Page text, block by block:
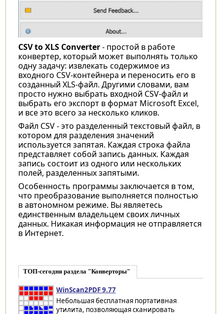
CSV to XLS Converter- простой в работе
конвертер, который может выполнять только
одну задачу: извлекать содержимое из
входного CSV-контейнера и переносить его в
созданный XLS-файл. Другими словами, вам
просто нужно выбрать входной CSV-файл и
выбрать его экспорт в формат Microsoft Excel,
и все это всего за несколько кликов.
Файл CSV - это разделенный текстовый файл, в
котором для разделения значений
используется запятая. Каждая строка файла
представляет собой запись данных. Каждая
запись состоит из одного или нескольких
полей, разделенных запятыми.
Особенность программы заключается в том,
что преобразование выполняется полностью
в автономном режиме. Вы являетесь
единственным владельцем своих личных
данных. Никакая информация не отправляется
в Интернет.
ТОП-сегодня раздела "Конверторы"
WinScan2PDF 9.77
Небольшая бесплатная портативная
утилита, позволяющая сканировать